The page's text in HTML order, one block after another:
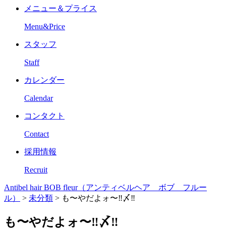
メニュー＆プライス
Menu&Price
スタッフ
Staff
カレンダー
Calendar
コンタクト
Contact
採用情報
Recruit
Antibel hair BOB fleur（アンティベルヘア ボブ フルー
ル）
> 未分類 > も〜やだよォ〜‼︎〆‼︎
も〜やだよォ〜‼︎〆‼︎